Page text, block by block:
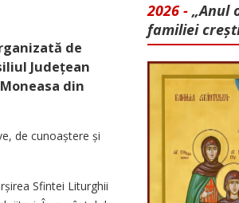
de
Județean
din
de cunoaștere și
Sfintei Liturghii
2026 - „Anul
familiei